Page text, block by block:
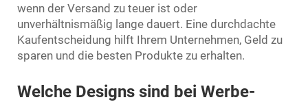
wenn der Versand zu teuer ist oder
unverhältnismäßig lange dauert. Eine durchdachte
Kaufentscheidung hilft Ihrem Unternehmen, Geld zu
sparen und die besten Produkte zu erhalten.
Welche Designs sind bei Werbe-